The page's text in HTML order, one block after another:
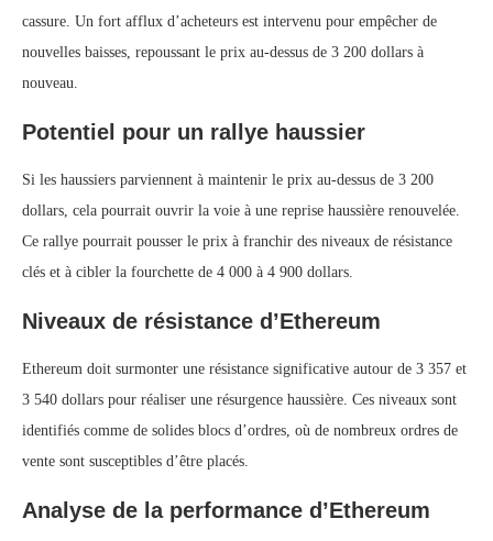
cassure. Un fort afflux d’acheteurs est intervenu pour empêcher de
nouvelles baisses, repoussant le prix au-dessus de 3 200 dollars à
nouveau.
Potentiel pour un rallye haussier
Si les haussiers parviennent à maintenir le prix au-dessus de 3 200
dollars, cela pourrait ouvrir la voie à une reprise haussière renouvelée.
Ce rallye pourrait pousser le prix à franchir des niveaux de résistance
clés et à cibler la fourchette de 4 000 à 4 900 dollars.
Niveaux de résistance d’Ethereum
Ethereum doit surmonter une résistance significative autour de 3 357 et
3 540 dollars pour réaliser une résurgence haussière. Ces niveaux sont
identifiés comme de solides blocs d’ordres, où de nombreux ordres de
vente sont susceptibles d’être placés.
Analyse de la performance d’Ethereum